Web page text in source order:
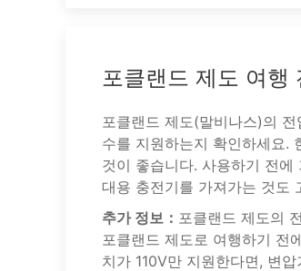
포클랜드 제도 여행
포클랜드 제도(말비나스)의
수를 지원하는지 확인하세요.
것이 좋습니다. 사용하기 전
대용 충전기를 가져가는 것도
추가 정보： 포클랜드 제도의
포클랜드 제도로 여행하기 전
치가 110V만 지원한다면, 변